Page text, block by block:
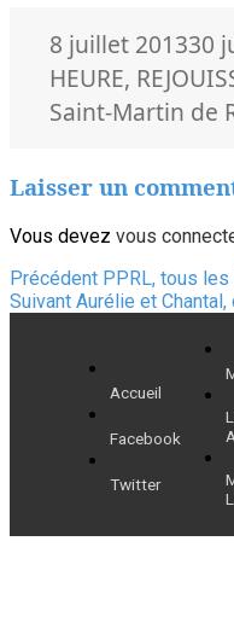
Publié
le
8 juillet 201330
HEURE,
Saint-Martin de
Laisser un
Vous devez vous
Navigation
de
l’article
Précédent Article
précédent :
PPRL, tous
Suivant Article
Aurélie et
Accueil
Facebook
Twitter